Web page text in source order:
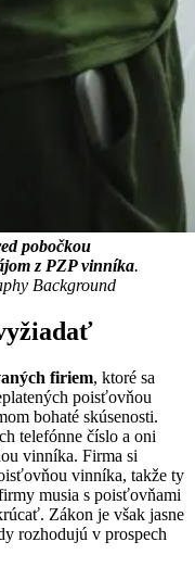
pobočkou
z PZP vinníka.
Background
firiem, ktoré sa
poisťovňou
bohaté skúsenosti.
telefónne číslo a oni
vinníka. Firma si
vinníka, takže ty
musia s poisťovňami
Zákon je však jasne
rozhodujú v prospech